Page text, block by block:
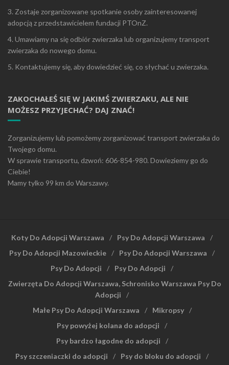
3. Zostaje zorganizowane spotkanie osoby zainteresowanej
adopcją z przedstawicielem fundacji PTOnZ.
4. Umawiamy na się odbiór zwierzaka lub organizujemy transport
zwierzaka do nowego domu.
5. Kontaktujemy się, aby dowiedzieć się, co słychać u zwierzaka.
ZAKOCHAŁEŚ SIĘ W JAKIMŚ ZWIERZAKU, ALE NIE
MOŻESZ PRZYJECHAĆ? DAJ ZNAĆ!
Zorganizujemy lub pomożemy zorganizować transport zwierzaka do
Twojego domu.
W sprawie transportu, dzwoń: 606-854-980. Dowieziemy go do
Ciebie!
Mamy tylko 99 km do Warszawy.
Koty Do Adopcji Warszawa
Psy Do Adopcji Warszawa
Psy Do Adopcji Mazowieckie
Psy Do Adopcji Warszawa
Psy Do Adopcji
Psy Do Adopcji
Zwierzęta Do Adopcji Warszawa, Schronisko Warszawa Psy Do
Adopcji
Małe Psy Do Adopcji Warszawa
Mikropsy
Psy powyżej kolana do adopcji
Psy bardzo łagodne do adopcji
Psy szczeniaczki do adopcji
Psy do bloku do adopcji